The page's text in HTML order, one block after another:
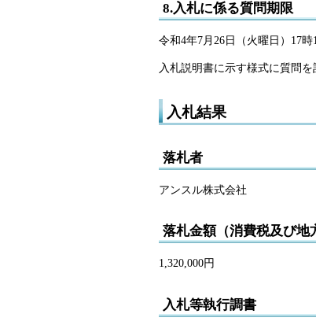
8.入札に係る質問期限
令和4年7月26日（火曜日）17時
入札説明書に示す様式に質問
入札結果
落札者
アンスル株式会社
落札金額（消費税及び地
1,320,000円
入札等執行調書